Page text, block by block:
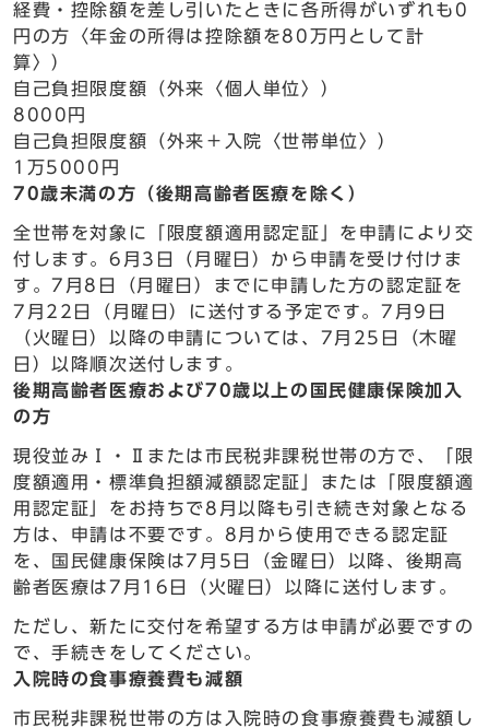
経費・控除額を差し引いたときに各所得がいずれも0
円の方〈年金の所得は控除額を80万円として計
算〉）
自己負担限度額（外来〈個人単位〉）
8000円
自己負担限度額（外来＋入院〈世帯単位〉）
1万5000円
70歳未満の方（後期高齢者医療を除く）
全世帯を対象に「限度額適用認定証」を申請により交
付します。6月3日（月曜日）から申請を受け付けま
す。7月8日（月曜日）までに申請した方の認定証を
7月22日（月曜日）に送付する予定です。7月9日
（火曜日）以降の申請については、7月25日（木曜
日）以降順次送付します。
後期高齢者医療および70歳以上の国民健康保険加入
の方
現役並みⅠ・Ⅱまたは市民税非課税世帯の方で、「限
度額適用・標準負担額減額認定証」または「限度額適
用認定証」をお持ちで8月以降も引き続き対象となる
方は、申請は不要です。8月から使用できる認定証
を、国民健康保険は7月5日（金曜日）以降、後期高
齢者医療は7月16日（火曜日）以降に送付します。
ただし、新たに交付を希望する方は申請が必要ですの
で、手続きをしてください。
入院時の食事療養費も減額
市民税非課税世帯の方は入院時の食事療養費も減額し